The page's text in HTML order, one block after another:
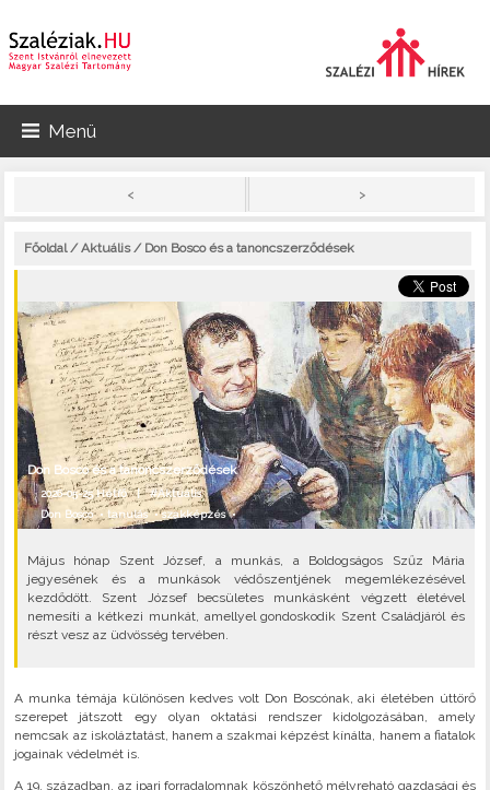
Menü
< >
Főoldal/Aktuális/ Don Bosco és a tanoncszerződések
Don Bosco és a tanoncszerződések
2026-05-25 Hétfő |#Aktuális
Don Bosco•tanulás•szakképzés•
Május hónap Szent József, a munkás, a Boldogságos Szűz Mária
jegyesének és a munkások védőszentjének megemlékezésével
kezdődött. Szent József becsületes munkásként végzett életével
nemesíti a kétkezi munkát, amellyel gondoskodik Szent Családjáról és
részt vesz az üdvösség tervében.
A munka témája különösen kedves volt Don Boscónak, aki életében úttörő
szerepet játszott egy olyan oktatási rendszer kidolgozásában, amely
nemcsak az iskoláztatást, hanem a szakmai képzést kínálta, hanem a fiatalok
jogainak védelmét is.
A 19. században, az ipari forradalomnak köszönhető mélyreható gazdasági és